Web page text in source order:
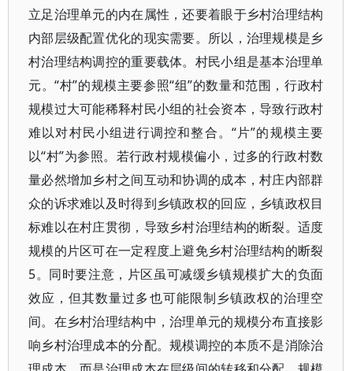
立足治理单元的内在属性，还要着眼于乡村治理结构
内部层级配置优化的现实需要。所以，治理规模是乡
村治理结构调控的重要载体。村民小组是基本治理单
元。“村”的规模主要参照“组”的数量和范围，行政村
规模过大可能稀释村民小组的社会资本，导致行政村
难以对村民小组进行调控和整合。“片”的规模主要
以“村”为参照。若行政村规模偏小，过多的行政村数
量必然增加乡村之间互动和协调的成本，村庄内部群
众的诉求难以及时得到乡镇政权的回应，乡镇政权目
标难以在村庄贯彻，导致乡村治理结构的断裂。适度
规模的片区可在一定程度上避免乡村治理结构的断裂
5。同时要注意，片区虽可减缓乡镇规模扩大的负面
效应，但其数量过多也可能限制乡镇政权的治理空
间。在乡村治理结构中，治理单元的规模分布直接影
响乡村治理成本的分配。规模调控的本质不是消除治